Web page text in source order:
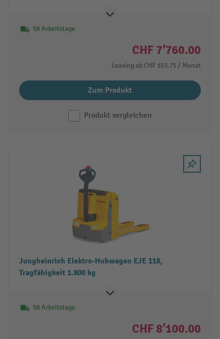
58 Arbeitstage
CHF 7’760.00
Leasing ab CHF 163.75 / Monat
Zum Produkt
Produkt vergleichen
Jungheinrich Elektro-Hubwagen EJE 118,
Tragfähigkeit 1.800 kg
58 Arbeitstage
CHF 8’100.00